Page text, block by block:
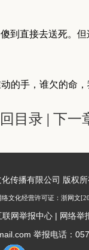
到直接去送死。
的手，谁欠的命，
目录 | 下一
传播有限公司 版权
文化经营许可证： 浙网文
联网举报中心 | 网络举
举报电话：